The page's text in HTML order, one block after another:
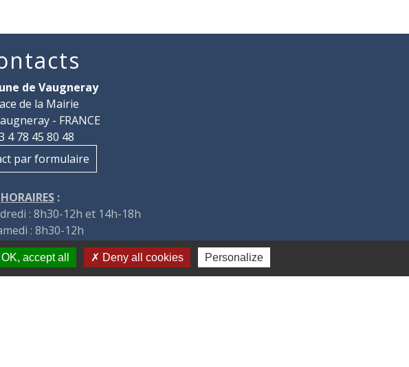
de Vaugneray
de la Mairie
- FRANCE
4 78 45 80 48
par formulaire
HORAIRES:
: 8h30-12h et 14h-18h
: 8h30-12h
OK, accept all Deny all cookies Personalize